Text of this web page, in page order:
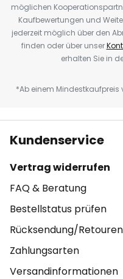
möglichen
Kaufbewertungen und
jederzeit möglich über den
finden oder über unser
erhalten Sie in
*Ab einem
Kundenservice
Vertrag widerrufen
FAQ & Beratung
Bestellstatus prüfen
Rücksendung/Retouren
Zahlungsarten
Versandinformationen